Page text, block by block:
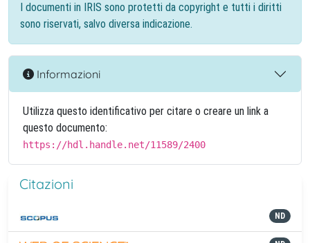
I documenti in IRIS sono protetti da copyright e tutti i diritti
sono riservati, salvo diversa indicazione.
Informazioni
Utilizza questo identificativo per citare o creare un link a
questo documento:
https://hdl.handle.net/11589/2400
Citazioni
ND